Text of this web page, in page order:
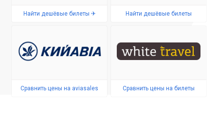
Найти дешёвые билеты ✈ Найти дешёвые билеты
Сравнить цены на aviasales Сравнить цены на билеты